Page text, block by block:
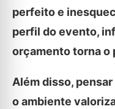
perfeito e
perfil do evento,
orçamento torna o
Além disso,
o ambiente